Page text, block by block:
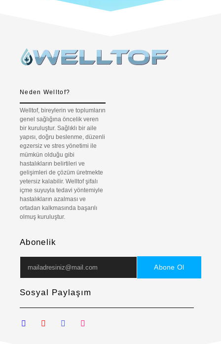
Neden Welltof?
Welltof, bireylerin ve toplumların
genel sağlığına öncelik veren
bir kuruluştur. Sağlıklı bir aile
yapısı, doğru beslenme, düzenli
egzersiz ve stres yönetimi ile
mümkün olduğu gibi
hastalıkların belirtileri ve
gelişimleri de çözüm üretmekte
yetersiz kalabilir. Welltof şifalı
içme suyuyla tedavi yöntemiyle
hastalıkların azalması ve
ortadan kalkmasında başarılı
olmuş kuruluştur.
Abonelik
Abone Ol
Sosyal Paylaşım